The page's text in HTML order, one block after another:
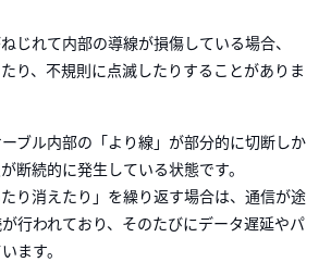
じれて内部の導線が損傷している場合、
り、不規則に点滅したりすることがありま
ブル内部の「より線」が部分的に切断しか
断続的に発生している状態です。
り消えたり」を繰り返す場合は、通信が途
行われており、そのたびにデータ遅延やパ
ます。